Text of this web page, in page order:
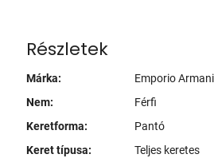
Részletek
Márka:
Emporio Armani
Nem:
Férfi
Keretforma:
Pantó
Keret típusa:
Teljes keretes